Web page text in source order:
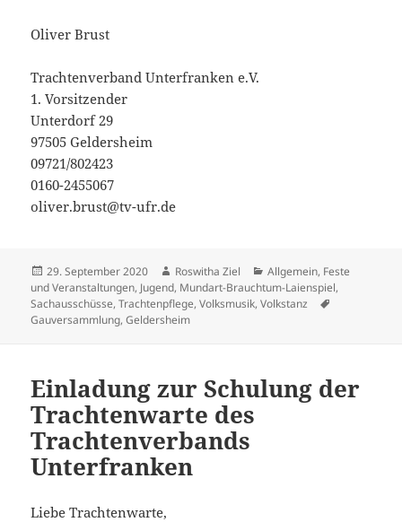
Oliver Brust
Trachtenverband Unterfranken e.V.
1. Vorsitzender
Unterdorf 29
97505 Geldersheim
09721/802423
0160-2455067
oliver.brust@tv-ufr.de
Veröffentlicht
am
29. September 2020 Autor
Roswitha Ziel Kategorien
Allgemein, Feste
und Veranstaltungen, Jugend, Mundart-Brauchtum-Laienspiel,
Sachausschüsse,Trachtenpflege,Volksmusik,Volkstanz
Gauversammlung,Geldersheim
Einladung zur Schulung der
Trachtenwarte des
Trachtenverbands
Unterfranken
Liebe Trachtenwarte,